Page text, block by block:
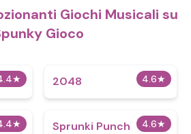
Giochi Musicali su
Gioco
★ 4.6★
2048
★ 4.6★
Sprunki Punch